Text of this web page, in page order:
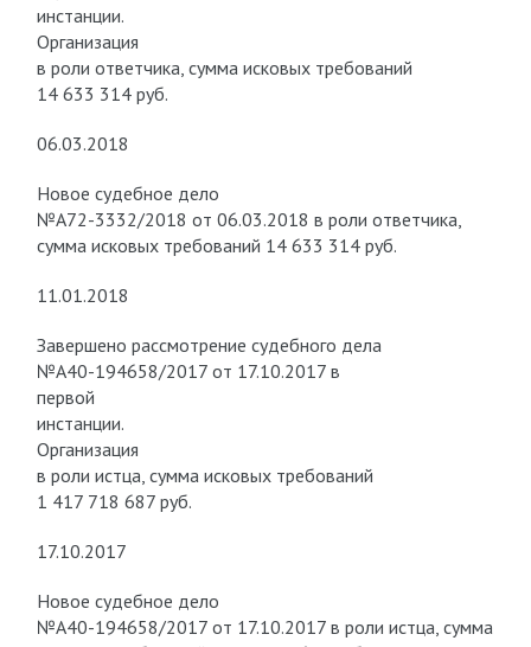
инстанции.
Организация
в роли ответчика, сумма исковых требований
14 633 314 руб.
06.03.2018
Новое судебное дело
№А72-3332/2018 от 06.03.2018 в роли ответчика,
сумма исковых требований 14 633 314 руб.
11.01.2018
Завершено рассмотрение судебного дела
№А40-194658/2017 от 17.10.2017 в
первой
инстанции.
Организация
в роли истца, сумма исковых требований
1 417 718 687 руб.
17.10.2017
Новое судебное дело
№А40-194658/2017 от 17.10.2017 в роли истца, сумма